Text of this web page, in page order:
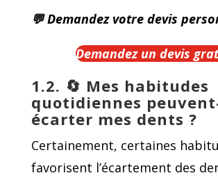
💬 Demandez votre devis
Demandez un devis
1.2. 🔄 Mes habitudes
quotidiennes
écarter mes dents ?
Certainement, certaines
favorisent l’écartement des